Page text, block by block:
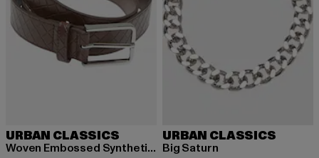
URBAN CLASSICS
Woven Embossed Synthetic Leather Belt
URBAN CLASSICS
Big Saturn